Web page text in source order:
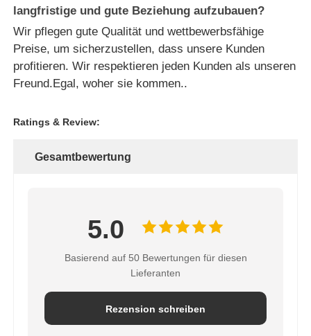
langfristige und gute Beziehung aufzubauen?
Wir pflegen gute Qualität und wettbewerbsfähige
Preise, um sicherzustellen, dass unsere Kunden
profitieren. Wir respektieren jeden Kunden als unseren
Freund.Egal, woher sie kommen..
Ratings & Review:
Gesamtbewertung
5.0
Basierend auf 50 Bewertungen für diesen
Lieferanten
Rezension schreiben